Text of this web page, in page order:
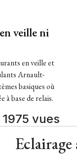
veille ni
en veille et
Arnault-
basiques où
à base de relais.
1975 vues